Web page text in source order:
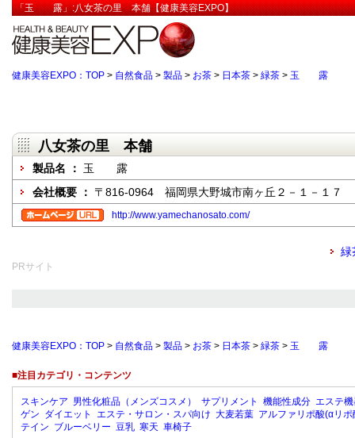
「玉 露」:八女茶の里 本舗【健康美容EXPO】
健康美容EXPO：TOP > 自然食品 > 製品 > お茶 > 日本茶 > 緑茶 > 玉 露
八女茶の里 本舗
製品名 ： 玉 露
会社概要 ： 〒816-0964 福岡県大野城市南ヶ丘２－１－１７
http://www.yamechanosato.com/
緑
PRサイト
健康美容EXPO：TOP > 自然食品 > 製品 > お茶 > 日本茶 > 緑茶 > 玉 露
■注目カテゴリ・コンテンツ
スキンケア 男性化粧品（メンズコスメ） サプリメント 機能性成分 エステ
ゲン ダイエット エステ・サロン・スパ向け 大麦若葉 アルファリポ酸(αリポ
テイン ブルーベリー 豆乳 寒天 車椅子